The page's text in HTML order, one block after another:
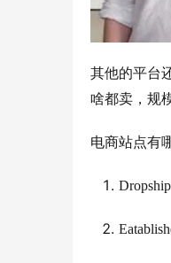
其他的平台
啥都卖，规
电商站点有